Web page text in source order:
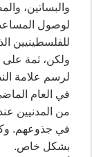
والبساتين،
لوصول
للفلسطينيين
لرسم علامة
في العام
من المدنيين
في جذوعهم.
بشكل خاص.‏